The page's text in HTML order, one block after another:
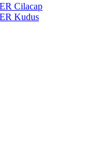
Cilacap
Kudus